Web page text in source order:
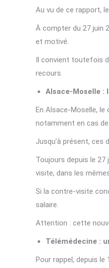
Au vu de ce rapport,
À compter du 27 juin
et motivé.
Il convient toutefois
recours.
Alsace-Moselle :
En Alsace-Moselle,
notamment en cas de
Jusqu’à présent, ces
Toujours depuis le 27
visite, dans les
Si la contre-visite
salaire.
Attention : cette
Télémédecine :
Pour rappel, depuis